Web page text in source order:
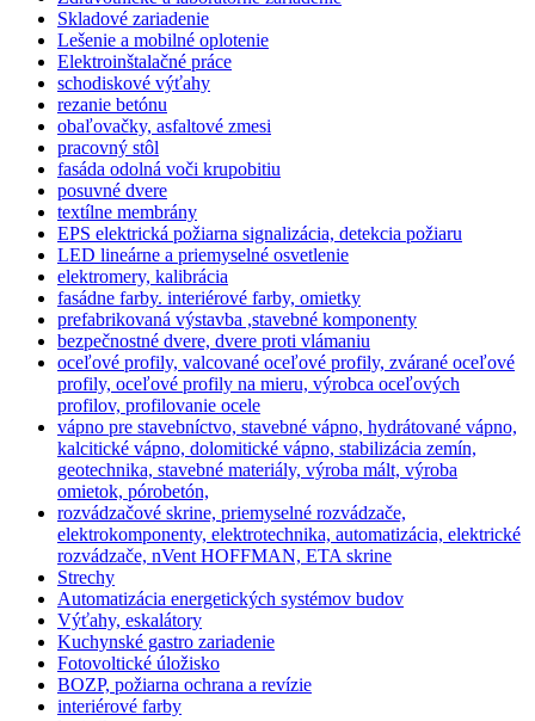
Skladové zariadenie
Lešenie a mobilné oplotenie
Elektroinštalačné práce
schodiskové výťahy
rezanie betónu
obaľovačky, asfaltové zmesi
pracovný stôl
fasáda odolná voči krupobitiu
posuvné dvere
textílne membrány
EPS elektrická požiarna signalizácia, detekcia požiaru
LED lineárne a priemyselné osvetlenie
elektromery, kalibrácia
fasádne farby. interiérové farby, omietky
prefabrikovaná výstavba ,stavebné komponenty
bezpečnostné dvere, dvere proti vlámaniu
oceľové profily, valcované oceľové profily, zvárané oceľové
profily, oceľové profily na mieru, výrobca oceľových
profilov, profilovanie ocele
vápno pre stavebníctvo, stavebné vápno, hydrátované vápno,
kalcitické vápno, dolomitické vápno, stabilizácia zemín,
geotechnika, stavebné materiály, výroba mált, výroba
omietok, pórobetón,
rozvádzačové skrine, priemyselné rozvádzače,
elektrokomponenty, elektrotechnika, automatizácia, elektrické
rozvádzače, nVent HOFFMAN, ETA skrine
Strechy
Automatizácia energetických systémov budov
Výťahy, eskalátory
Kuchynské gastro zariadenie
Fotovoltické úložisko
BOZP, požiarna ochrana a revízie
interiérové farby